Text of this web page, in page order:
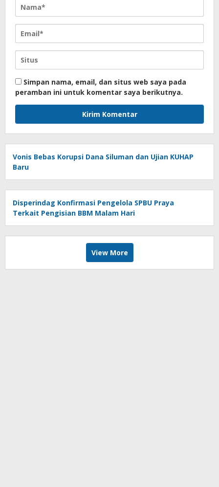
Simpan nama, email, dan situs web saya pada
peramban ini untuk komentar saya berikutnya.
Vonis Bebas Korupsi Dana Siluman dan Ujian KUHAP
Baru
Disperindag Konfirmasi Pengelola SPBU Praya
Terkait Pengisian BBM Malam Hari
View More